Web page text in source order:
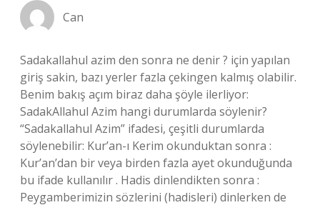
Can
Sadakallahul azim den sonra ne denir ? için yapılan
giriş sakin, bazı yerler fazla çekingen kalmış olabilir.
Benim bakış açım biraz daha şöyle ilerliyor:
SadakAllahul Azim hangi durumlarda söylenir?
“Sadakallahul Azim” ifadesi, çeşitli durumlarda
söylenebilir: Kur’an-ı Kerim okunduktan sonra :
Kur’an’dan bir veya birden fazla ayet okunduğunda
bu ifade kullanılır . Hadis dinlendikten sonra :
Peygamberimizin sözlerini (hadisleri) dinlerken de